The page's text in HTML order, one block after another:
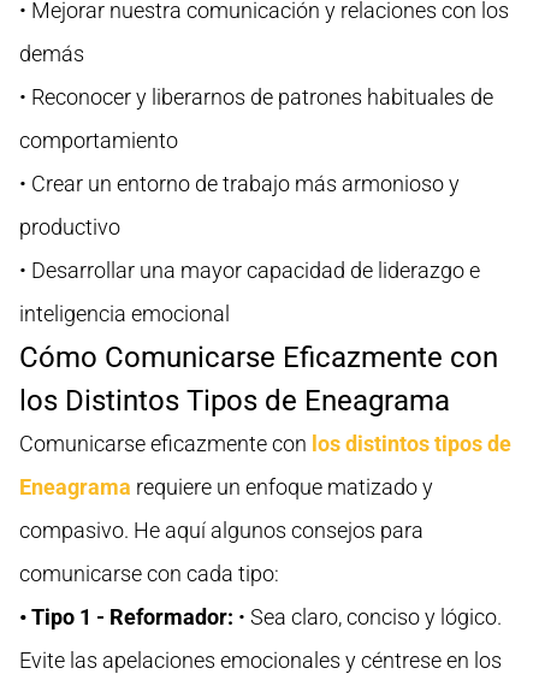
• Mejorar nuestra comunicación y relaciones con los
demás
• Reconocer y liberarnos de patrones habituales de
comportamiento
• Crear un entorno de trabajo más armonioso y
productivo
• Desarrollar una mayor capacidad de liderazgo e
inteligencia emocional
Cómo Comunicarse Eficazmente con
los Distintos Tipos de Eneagrama
Comunicarse eficazmente con los distintos tipos de
Eneagrama requiere un enfoque matizado y
compasivo. He aquí algunos consejos para
comunicarse con cada tipo:
• Tipo 1 - Reformador: • Sea claro, conciso y lógico.
Evite las apelaciones emocionales y céntrese en los